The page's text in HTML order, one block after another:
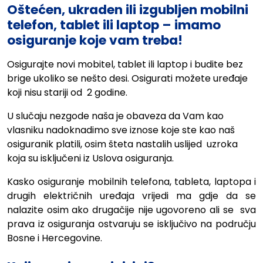
Oštećen, ukraden ili izgubljen mobilni
telefon, tablet ili laptop – imamo
osiguranje koje vam treba!
Osigurajte novi mobitel, tablet ili laptop i budite bez
brige ukoliko se nešto desi. Osigurati možete uređaje
koji nisu stariji od 2 godine.
U slučaju nezgode naša je obaveza da Vam kao
vlasniku nadoknadimo sve iznose koje ste kao naš
osiguranik platili, osim šteta nastalih uslijed uzroka
koja su isključeni iz Uslova osiguranja.
Kasko osiguranje mobilnih telefona, tableta, laptopa i
drugih električnih uređaja vrijedi ma gdje da se
nalazite osim ako drugačije nije ugovoreno ali se sva
prava iz osiguranja ostvaruju se isključivo na području
Bosne i Hercegovine.